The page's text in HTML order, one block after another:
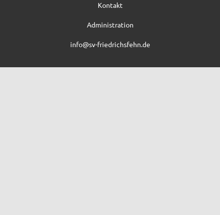
Kontakt
Administration
info@sv-friedrichsfehn.de